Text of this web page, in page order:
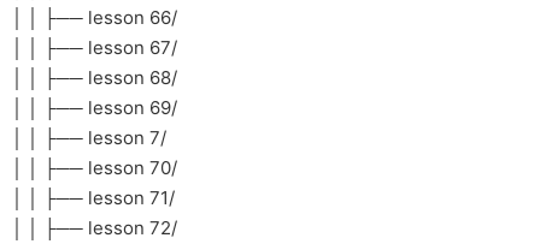
│ │ ├── lesson 66/
│ │ ├── lesson 67/
│ │ ├── lesson 68/
│ │ ├── lesson 69/
│ │ ├── lesson 7/
│ │ ├── lesson 70/
│ │ ├── lesson 71/
│ │ ├── lesson 72/